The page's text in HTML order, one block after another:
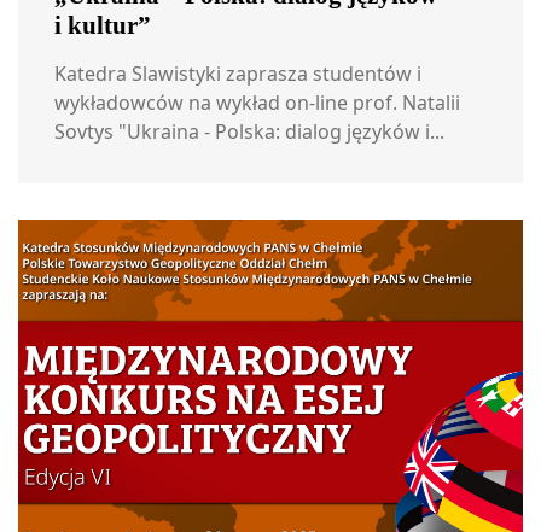
i kultur”
Katedra Slawistyki zaprasza studentów i
wykładowców na wykład on-line prof. Natalii
Sovtys "Ukraina - Polska: dialog języków i...